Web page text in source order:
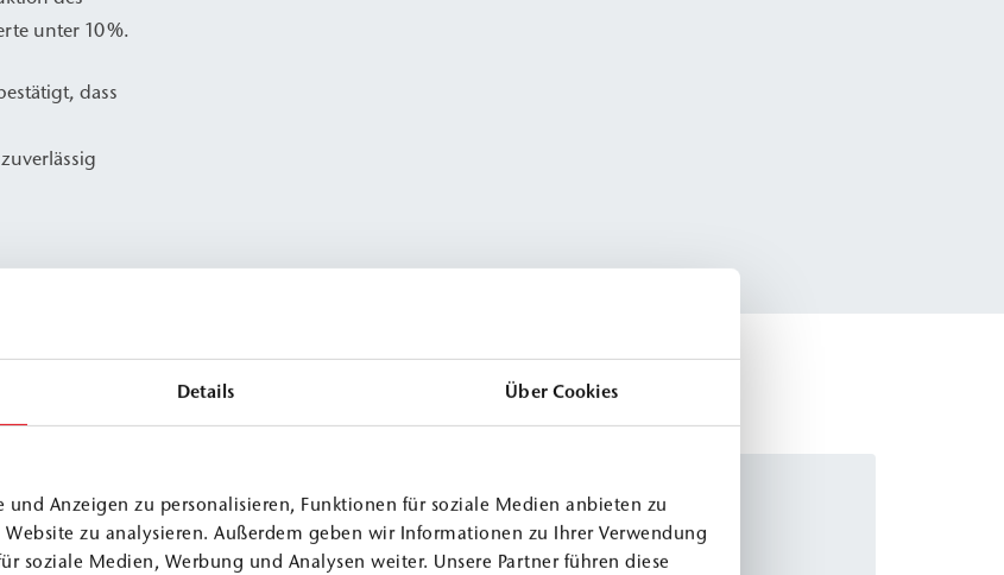
Details Über Cookies
Anzeigen zu personalisieren, Funktionen für soziale Medien anbieten zu
zu analysieren. Außerdem geben wir Informationen zu Ihrer Verwendung
soziale Medien, Werbung und Analysen weiter. Unsere Partner führen diese
unter 10 %.
dass
PUR Injektionsharze